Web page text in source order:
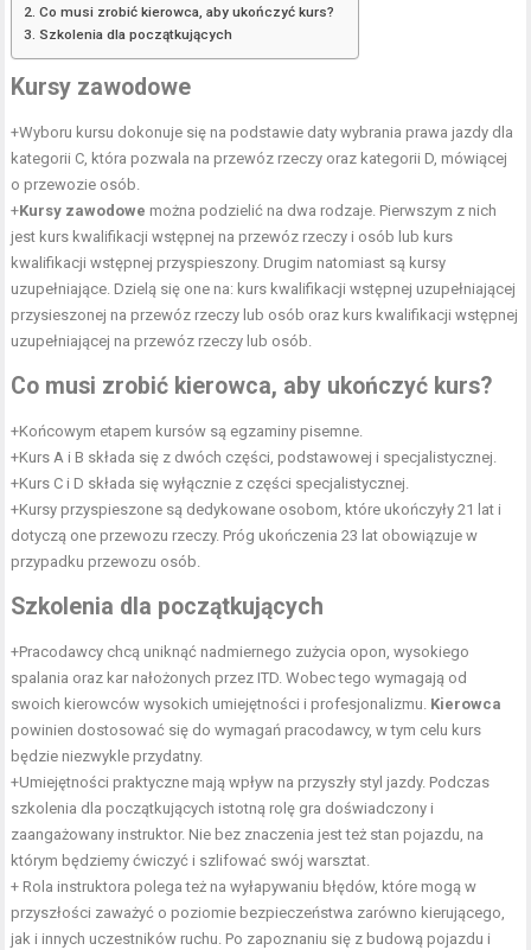
Co musi zrobić kierowca, aby ukończyć kurs?
Szkolenia dla początkujących
Kursy zawodowe
+Wyboru kursu dokonuje się na podstawie daty wybrania prawa jazdy dla
kategorii C, która pozwala na przewóz rzeczy oraz kategorii D, mówiącej
o przewozie osób.
+Kursy zawodowe można podzielić na dwa rodzaje. Pierwszym z nich
jest kurs kwalifikacji wstępnej na przewóz rzeczy i osób lub kurs
kwalifikacji wstępnej przyspieszony. Drugim natomiast są kursy
uzupełniające. Dzielą się one na: kurs kwalifikacji wstępnej uzupełniającej
przysieszonej na przewóz rzeczy lub osób oraz kurs kwalifikacji wstępnej
uzupełniającej na przewóz rzeczy lub osób.
Co musi zrobić kierowca, aby ukończyć kurs?
+Końcowym etapem kursów są egzaminy pisemne.
+Kurs A i B składa się z dwóch części, podstawowej i specjalistycznej.
+Kurs C i D składa się wyłącznie z części specjalistycznej.
+Kursy przyspieszone są dedykowane osobom, które ukończyły 21 lat i
dotyczą one przewozu rzeczy. Próg ukończenia 23 lat obowiązuje w
przypadku przewozu osób.
Szkolenia dla początkujących
+Pracodawcy chcą uniknąć nadmiernego zużycia opon, wysokiego
spalania oraz kar nałożonych przez ITD. Wobec tego wymagają od
swoich kierowców wysokich umiejętności i profesjonalizmu. Kierowca
powinien dostosować się do wymagań pracodawcy, w tym celu kurs
będzie niezwykle przydatny.
+Umiejętności praktyczne mają wpływ na przyszły styl jazdy. Podczas
szkolenia dla początkujących istotną rolę gra doświadczony i
zaangażowany instruktor. Nie bez znaczenia jest też stan pojazdu, na
którym będziemy ćwiczyć i szlifować swój warsztat.
+ Rola instruktora polega też na wyłapywaniu błędów, które mogą w
przyszłości zaważyć o poziomie bezpieczeństwa zarówno kierującego,
jak i innych uczestników ruchu. Po zapoznaniu się z budową pojazdu i